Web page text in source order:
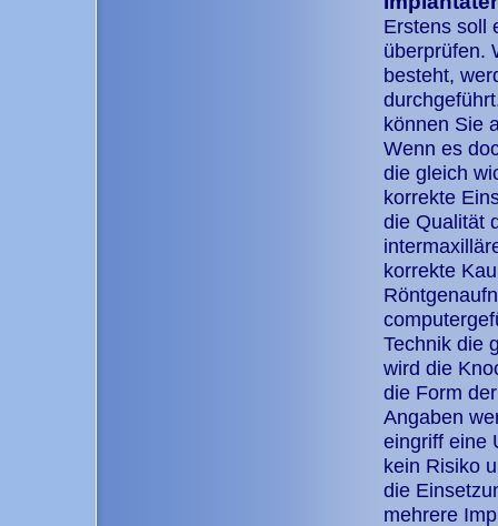
Erstens soll
überprüfen.
besteht,
können Sie
Wenn es
die gleich
korrekte
die Qualität
korrekte
Technik die
wird die
die Form
Angaben
eingriff eine
kein Risiko
die
mehrere